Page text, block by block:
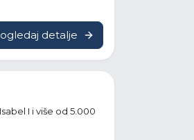
detalje
I i više od 5.000